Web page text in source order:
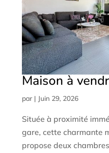
Maison à
par | Juin 29, 2026
Située à proximité
gare, cette charmante
propose deux